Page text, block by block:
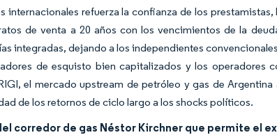
internacionales refuerza la confianza de los
de venta a 20 años con los vencimientos de la
integradas, dejando a los independientes
de esquisto bien capitalizados y los operadores
el mercado upstream de petróleo y gas de
de los retornos de ciclo largo a los shocks políticos.
corredor de gas Néstor Kirchner que permite el